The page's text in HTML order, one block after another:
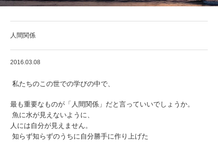
人間関係
2016.03.08
私たちのこの世での学びの中で、
最も重要なものが「人間関係」だと言っていいでしょうか。
魚に水が見えないように、
人には自分が見えません。
知らず知らずのうちに自分勝手に作り上げた